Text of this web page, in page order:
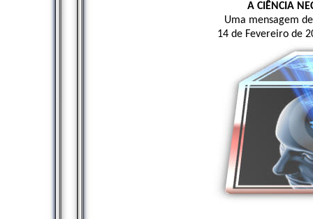
A CIÊNCIA
Uma mensagem
14 de Fevereiro de